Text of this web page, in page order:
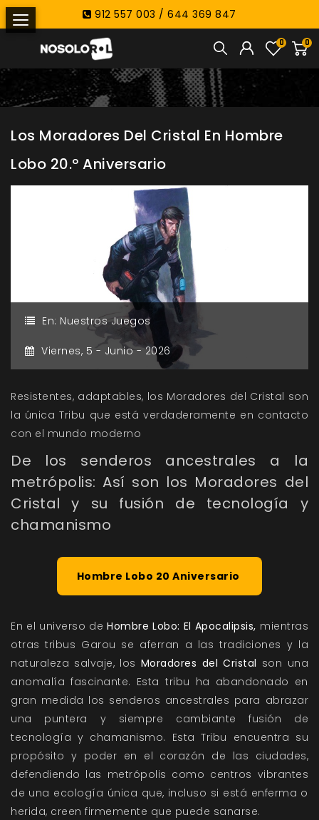
912 557 003 / 644 369 847
0
0
Los Moradores Del Cristal En Hombre
Lobo 20.º Aniversario
En: Nuestros Juegos
Viernes, 5 - Junio -2026
Resistentes, adaptables, los Moradores del Cristal son
la única Tribu que está verdaderamente en contacto
con el mundo moderno
De los senderos ancestrales a la
metrópolis: Así son los Moradores del
Cristal y su fusión de tecnología y
chamanismo
Hombre Lobo 20 Aniversario
En el universo deHombre Lobo: El Apocalipsis, mientras
otras tribus Garou se aferran a las tradiciones y la
naturaleza salvaje, los Moradores del Cristal son una
anomalía fascinante. Esta tribu ha abandonado en
gran medida los senderos ancestrales para abrazar
una puntera y siempre cambiante fusión de
tecnología y chamanismo. Esta Tribu encuentra su
propósito y poder en el corazón de las ciudades,
defendiendo las metrópolis como centros vibrantes
de una ecología única que, incluso si está enferma o
herida, creen firmemente que puede sanarse.